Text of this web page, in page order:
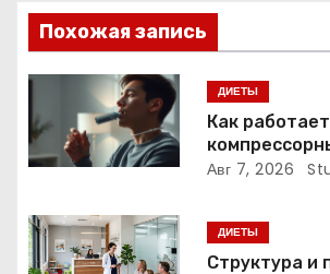
о
з
а
п
и
с
Похожая запись
ДИЕТЫ
Как работает
водородный
Авг 7, 2026
ДИЕТЫ
Структура и